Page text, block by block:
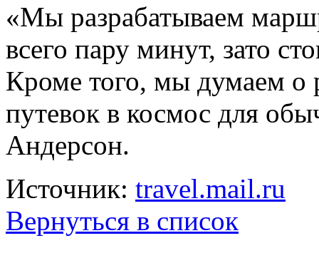
«Мы разрабатываем
всего пару минут, зато
Кроме того, мы думаем о
путевок в космос для
Андерсон.
Источник: travel.mail.ru
Вернуться в список